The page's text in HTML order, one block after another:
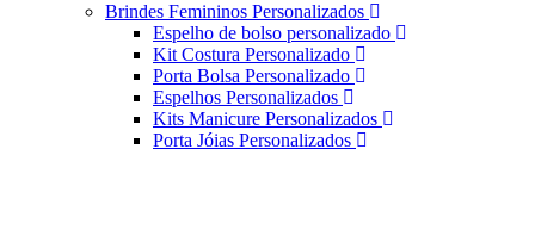
Brindes Femininos Personalizados
Espelho de bolso personalizado
Kit Costura Personalizado
Porta Bolsa Personalizado
Espelhos Personalizados
Kits Manicure Personalizados
Porta Jóias Personalizados